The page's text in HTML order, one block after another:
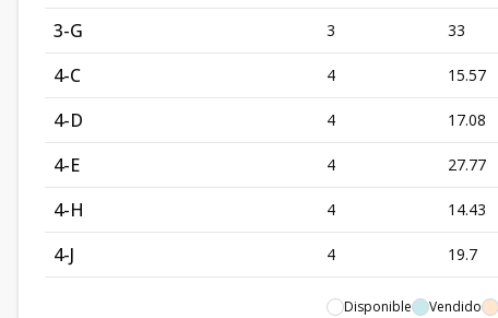
3-G 3 33
4-C 4 15.57
4-D 4 17.08
4-E 4 27.77
4-H 4 14.43
4-J 4 19.7
4 24.21
Disponible Vendido